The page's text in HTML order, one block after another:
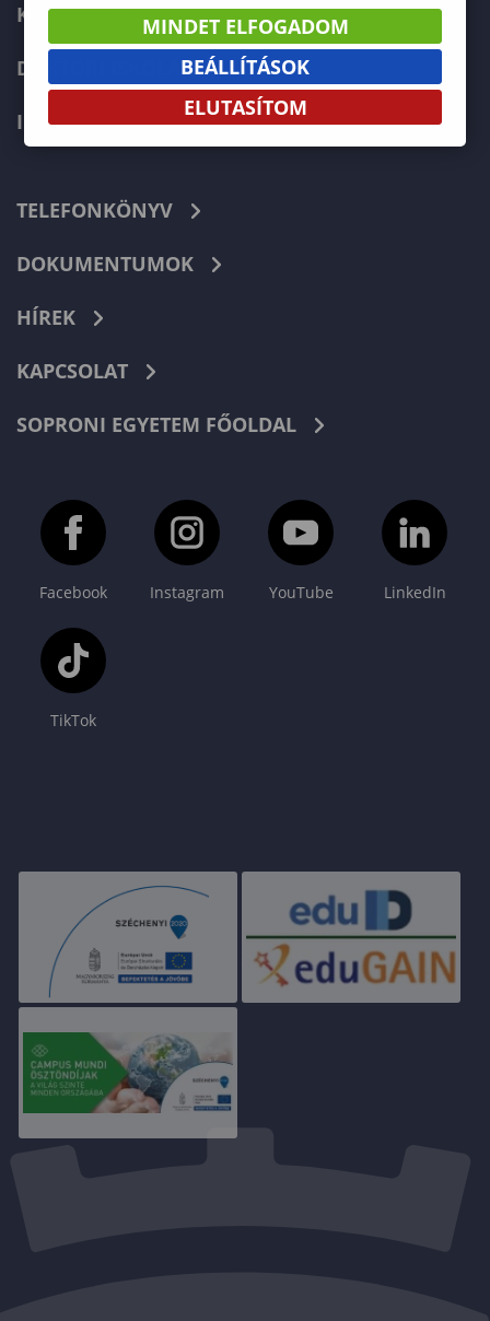
KÉPZÉSEK
DOKTORI ISKOLA
INTERNATIONAL
TELEFONKÖNYV
DOKUMENTUMOK
HÍREK
KAPCSOLAT
SOPRONI EGYETEM FŐOLDAL
Facebook Instagram YouTube LinkedIn
TikTok
MINDET ELFOGADOM
BEÁLLÍTÁSOK
ELUTASÍTOM